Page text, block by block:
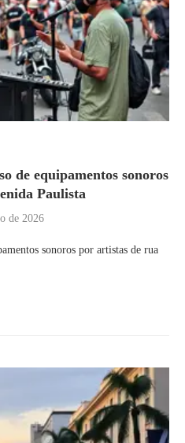
de equipamentos sonoros
Paulista
de 2026
sonoros por artistas de rua